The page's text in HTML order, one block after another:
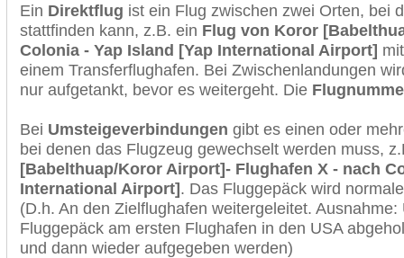
Ein Direktflug ist ein Flug zwischen zwei Orten, bei
stattfinden kann, z.B. ein Flug von Koror
Colonia - Yap Island [Yap International Airport]
einem Transferflughafen. Bei Zwischenlandungen
nur aufgetankt, bevor es weitergeht. Die
Bei Umsteigeverbindungen gibt es einen oder
bei denen das Flugzeug gewechselt werden muss,
[Babelthuap/Koror Airport]- Flughafen X - nach
International Airport]. Das Fluggepäck wird
(D.h. An den Zielflughafen weitergeleitet.
Fluggepäck am ersten Flughafen in den USA
und dann wieder aufgegeben werden)